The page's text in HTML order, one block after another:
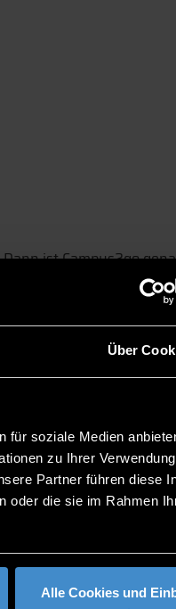
Über
für soziale Medien
zu Ihrer
Partner führen diese
oder die sie im Rahmen
Alle Cookies und
ist Campus2go
ins Studium.
Stelle im Anschluss